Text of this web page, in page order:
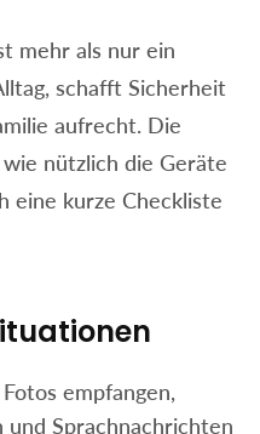
mehr als nur ein
schafft Sicherheit
aufrecht. Die
nützlich die Geräte
eine kurze Checkliste
Fotos empfangen,
Sprachnachrichten